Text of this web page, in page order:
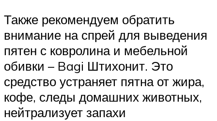
Также рекомендуем обратить
внимание на спрей для выведения
пятен с ковролина и мебельной
обивки – Bagi Штихонит. Это
средство устраняет пятна от жира,
кофе, следы домашних животных,
нейтрализует запахи